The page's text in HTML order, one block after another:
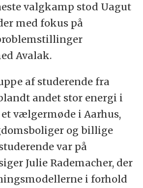
valgkamp stod Uagut
med fokus på
Avalak.
af studerende fra
andet stor energi i
vælgermøde i Aarhus,
og billige
var på
Julie Rademacher, der
i forhold